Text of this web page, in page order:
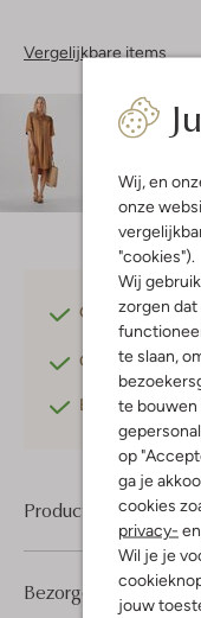
Wij, en
onze
"cookies").
Wij
zorgen
te slaan,
te bouwen
op
ga je
cookies
privacy- en
Wil je je
jouw
Vergelijkbare items
Maatadvies
Doete is 1
Gratis
Gratis
Betaal achteraf
Product informatie
Bezorgen &